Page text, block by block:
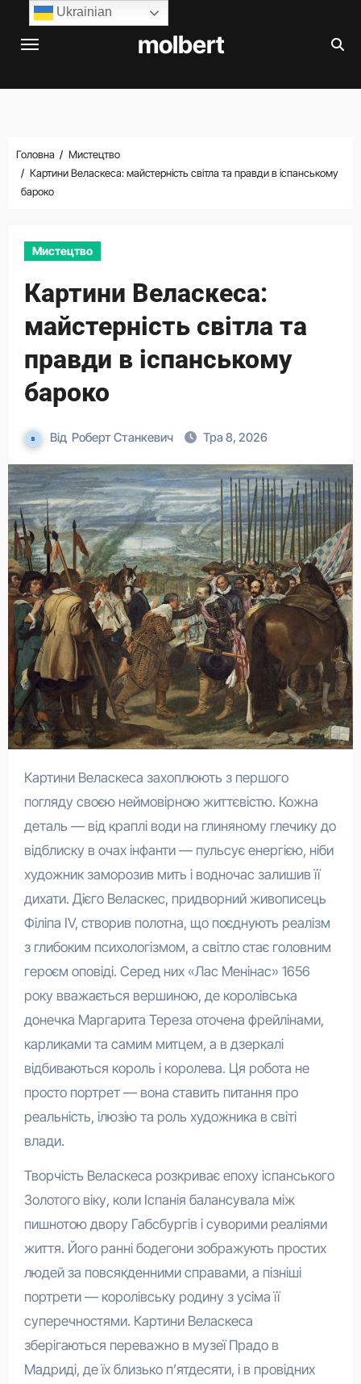
Перейти
molbert
Головна
Мистецтво
Картини Веласкеса: майстерність світла та правди в іспанському
бароко
Мистецтво
Картини Веласкеса:
майстерність світла та
правди в іспанському
бароко
Від Роберт Станкевич Тра 8, 2026
Картини Веласкеса захоплюють з першого
погляду своєю неймовірною життєвістю. Кожна
деталь — від краплі води на глиняному глечику до
відблиску в очах інфанти — пульсує енергією, ніби
художник заморозив мить і водночас залишив її
дихати. Дієго Веласкес, придворний живописець
Філіпа IV, створив полотна, що поєднують реалізм
з глибоким психологізмом, а світло стає головним
героєм оповіді. Серед них «Лас Менінас» 1656
року вважається вершиною, де королівська
донечка Маргарита Тереза оточена фрейлінами,
карликами та самим митцем, а в дзеркалі
відбиваються король і королева. Ця робота не
просто портрет — вона ставить питання про
реальність, ілюзію та роль художника в світі
влади.
Творчість Веласкеса розкриває епоху іспанського
Золотого віку, коли Іспанія балансувала між
пишнотою двору Габсбургів і суворими реаліями
життя. Його ранні бодегони зображують простих
людей за повсякденними справами, а пізніші
портрети — королівську родину з усіма її
суперечностями. Картини Веласкеса
зберігаються переважно в музеї Прадо в
Мадриді, де їх близько п’ятдесяти, і в провідних
Ukrainian